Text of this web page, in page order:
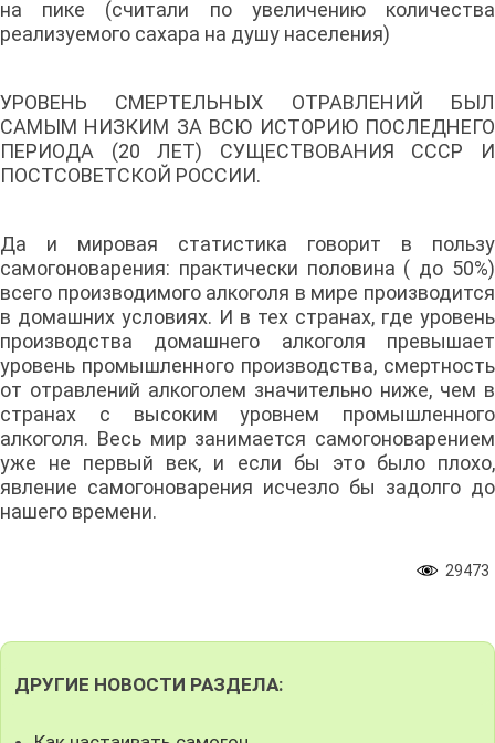
на пике (считали по увеличению количества
реализуемого сахара на душу населения)
УРОВЕНЬ СМЕРТЕЛЬНЫХ ОТРАВЛЕНИЙ БЫЛ
САМЫМ НИЗКИМ ЗА ВСЮ ИСТОРИЮ ПОСЛЕДНЕГО
ПЕРИОДА (20 ЛЕТ) СУЩЕСТВОВАНИЯ СССР И
ПОСТСОВЕТСКОЙ РОССИИ.
Да и мировая статистика говорит в пользу
самогоноварения: практически половина ( до 50%)
всего производимого алкоголя в мире производится
в домашних условиях. И в тех странах, где уровень
производства домашнего алкоголя превышает
уровень промышленного производства, смертность
от отравлений алкоголем значительно ниже, чем в
странах с высоким уровнем промышленного
алкоголя. Весь мир занимается самогоноварением
уже не первый век, и если бы это было плохо,
явление самогоноварения исчезло бы задолго до
нашего времени.
29473
ДРУГИЕ НОВОСТИ РАЗДЕЛА: